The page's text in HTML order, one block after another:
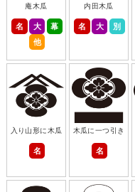
庵木瓜
名 大
幕
他
内田木瓜
名 大 別
入り山形に木瓜
名
木瓜に一つ引き
名